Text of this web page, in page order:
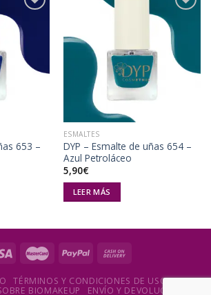
Añadir
a la
lista de
deseos
653 –
Añadir
a la
lista de
deseos
ESMALTES
DYP – Esmalte de uñas 654 –
Azul Petroláceo
5,90€
LEER MÁS
TÉRMINOS Y CONDICIONES DE USO
BIOMAKEUP ENVÍO Y DEVOLUCIONES